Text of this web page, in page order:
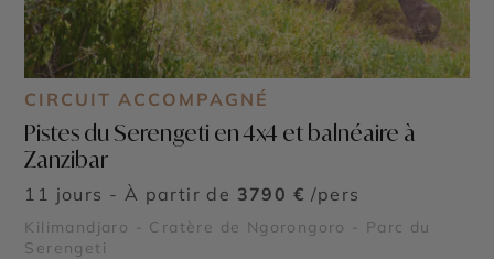
CIRCUIT ACCOMPAGNÉ
Pistes du Serengeti en 4x4 et balnéaire à
Zanzibar
11 jours - À partir de 3790 € /pers
Kilimandjaro - Cratère de Ngorongoro - Parc du
Serengeti